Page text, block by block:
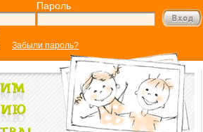
Пароль
Забыли пароль?